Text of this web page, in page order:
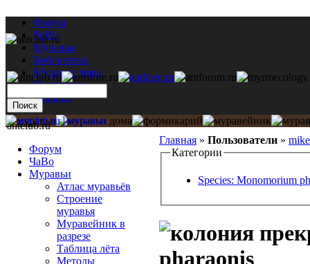
Форум
ЧаВо
Муравьи
Библиотека
Муравьи дома
Мастерская
Каталог
Главная » Пользователи »
Категории
Species: Monomorium
pharaonis
antclub.ru
Форум
ЧаВо
Муравьи
Атлас муравьёв
Строение
муравья
Муравейник в
разрезе
Таблица лёта
Методы